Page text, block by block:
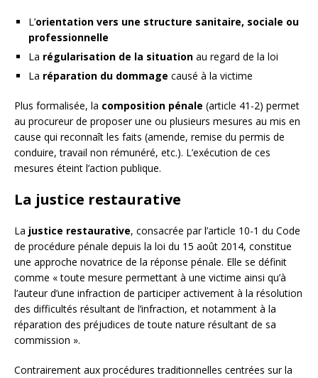
L’orientation vers une structure sanitaire, sociale ou
professionnelle
La régularisation de la situation au regard de la loi
La réparation du dommage causé à la victime
Plus formalisée, la composition pénale (article 41-2) permet
au procureur de proposer une ou plusieurs mesures au mis en
cause qui reconnaît les faits (amende, remise du permis de
conduire, travail non rémunéré, etc.). L’exécution de ces
mesures éteint l’action publique.
La justice restaurative
La justice restaurative, consacrée par l’article 10-1 du Code
de procédure pénale depuis la loi du 15 août 2014, constitue
une approche novatrice de la réponse pénale. Elle se définit
comme « toute mesure permettant à une victime ainsi qu’à
l’auteur d’une infraction de participer activement à la résolution
des difficultés résultant de l’infraction, et notamment à la
réparation des préjudices de toute nature résultant de sa
commission ».
Contrairement aux procédures traditionnelles centrées sur la